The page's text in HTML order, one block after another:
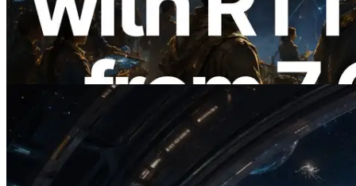
Regio’s — Validators Information API
Ook Gelanceerd